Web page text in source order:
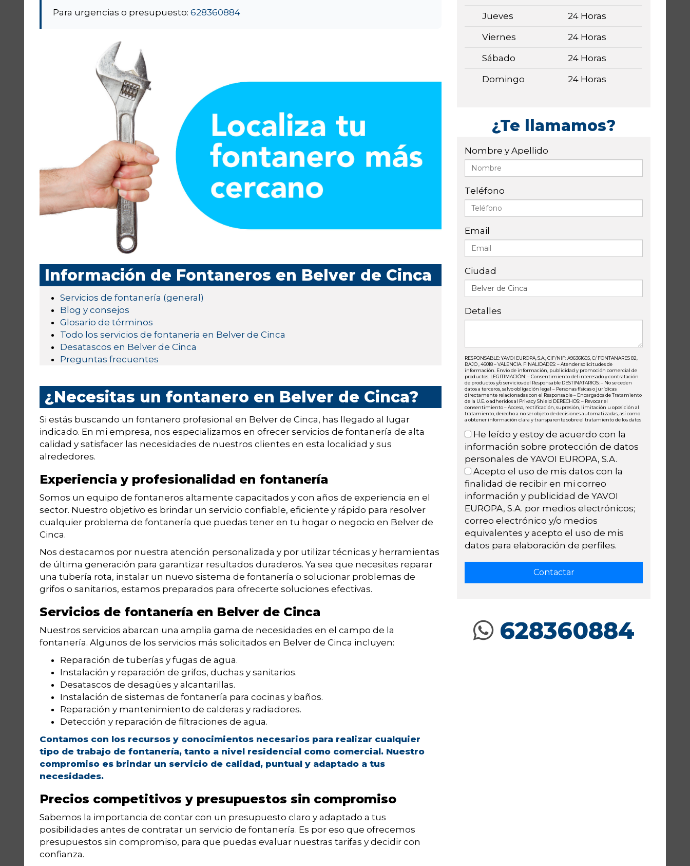
Para urgencias o presupuesto: 628360884
Información de Fontaneros en Belver de Cinca
Servicios de fontanería (general)
Blog y consejos
Glosario de términos
Todo los servicios de fontaneria en Belver de Cinca
Desatascos en Belver de Cinca
Preguntas frecuentes
¿Necesitas un fontanero en Belver de Cinca?
Si estás buscando un fontanero profesional en Belver de Cinca, has llegado al lugar
indicado. En mi empresa, nos especializamos en ofrecer servicios de fontanería de alta
calidad y satisfacer las necesidades de nuestros clientes en esta localidad y sus
alrededores.
Experiencia y profesionalidad en fontanería
Somos un equipo de fontaneros altamente capacitados y con años de experiencia en el
sector. Nuestro objetivo es brindar un servicio confiable, eficiente y rápido para resolver
cualquier problema de fontanería que puedas tener en tu hogar o negocio en Belver de
Cinca.
Nos destacamos por nuestra atención personalizada y por utilizar técnicas y herramientas
de última generación para garantizar resultados duraderos. Ya sea que necesites reparar
una tubería rota, instalar un nuevo sistema de fontanería o solucionar problemas de
grifos o sanitarios, estamos preparados para ofrecerte soluciones efectivas.
Servicios de fontanería en Belver de Cinca
Nuestros servicios abarcan una amplia gama de necesidades en el campo de la
fontanería. Algunos de los servicios más solicitados en Belver de Cinca incluyen:
Reparación de tuberías y fugas de agua.
Instalación y reparación de grifos, duchas y sanitarios.
Desatascos de desagües y alcantarillas.
Instalación de sistemas de fontanería para cocinas y baños.
Reparación y mantenimiento de calderas y radiadores.
Detección y reparación de filtraciones de agua.
Contamos con los recursos y conocimientos necesarios para realizar cualquier
tipo de trabajo de fontanería, tanto a nivel residencial como comercial. Nuestro
compromiso es brindar un servicio de calidad, puntual y adaptado a tus
necesidades.
Precios competitivos y presupuestos sin compromiso
Sabemos la importancia de contar con un presupuesto claro y adaptado a tus
posibilidades antes de contratar un servicio de fontanería. Es por eso que ofrecemos
presupuestos sin compromiso, para que puedas evaluar nuestras tarifas y decidir con
confianza.
Jueves 24 Horas
Viernes 24 Horas
Sábado 24 Horas
Domingo 24 Horas
¿Te llamamos?
Nombre y Apellido
Teléfono
Email
Ciudad
Detalles
RESPONSABLE: YAVOI EUROPA, S.A., CIF/NIF: A96361605, C/ FONTANARES 82,
BAJO , 46018 – VALENCIA. FINALIDADES: – Atender solicitudes de
información. Envío de información, publicidad y promoción comercial de
productos. LEGITIMACIÓN: – Consentimiento del interesado y contratación
de productos y/o servicios del Responsable DESTINATARIOS: – No se ceden
datos a terceros, salvo obligación legal – Personas físicas o jurídicas
directamente relacionadas con el Responsable – Encargados de Tratamiento
de la U.E. o adheridos al Privacy Shield DERECHOS: – Revocar el
consentimiento – Acceso, rectificación, supresión, limitación u oposición al
tratamiento, derecho a no ser objeto de decisiones automatizadas, así como
a obtener información clara y transparente sobre el tratamiento de los datos
He leído y estoy de acuerdo con la
información sobre protección de datos
personales de YAVOI EUROPA, S.A.
Acepto el uso de mis datos con la
finalidad de recibir en mi correo
información y publicidad de YAVOI
EUROPA, S.A. por medios electrónicos;
correo electrónico y/o medios
equivalentes y acepto el uso de mis
datos para elaboración de perfiles.
628360884